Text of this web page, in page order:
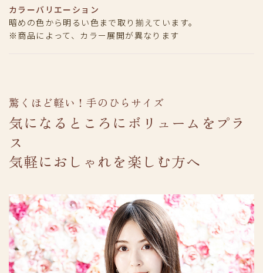
カラーバリエーション
暗めの色から明るい色まで取り揃えています。
※商品によって、カラー展開が異なります
驚くほど軽い！手のひらサイズ
気になるところにボリュームをプラ
ス
気軽におしゃれを楽しむ方へ